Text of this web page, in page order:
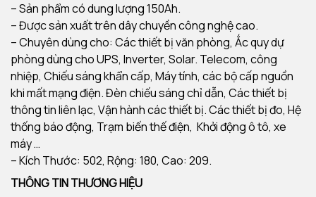
– Sản phẩm có dung lượng 150Ah.
– Được sản xuất trên dây chuyền công nghệ cao.
– Chuyên dùng cho: Các thiết bị văn phòng, Ắc quy dự
phòng dùng cho UPS, Inverter, Solar. Telecom, công
nhiệp, Chiếu sáng khẩn cấp, Máy tính, các bộ cấp nguồn
khi mất mạng điện. Đèn chiếu sáng chỉ dẫn, Các thiết bị
thông tin liên lạc, Vận hành các thiết bị. Các thiết bị đo, Hệ
thống báo động, Trạm biến thế điện, Khởi động ô tô, xe
máy …
– Kích Thước: 502, Rộng: 180, Cao: 209.
THÔNG TIN THƯƠNG HIỆU